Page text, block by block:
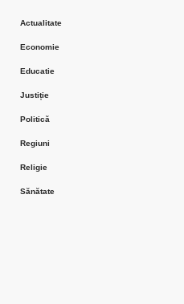
Actualitate
Economie
Educatie
Justiție
Politică
Regiuni
Religie
Sănătate